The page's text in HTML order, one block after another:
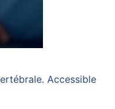
Accessible